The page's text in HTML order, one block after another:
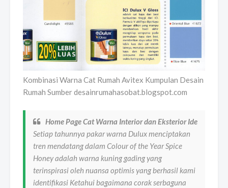
Kombinasi Warna Cat Rumah Avitex Kumpulan Desain
Rumah Sumber desainrumahasobat.blogspot.com
Home Page Cat Warna Interior dan Eksterior Ide
Setiap tahunnya pakar warna Dulux menciptakan
tren mendatang dalam Colour of the Year Spice
Honey adalah warna kuning gading yang
terinspirasi oleh nuansa optimis yang berhasil kami
identifikasi Ketahui bagaimana corak serbaguna